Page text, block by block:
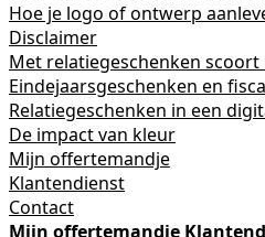
Hoe je logo of ontwerp
Disclaimer
Met relatiegeschenken
Eindejaarsgeschenken en
Relatiegeschenken in een
De impact van kleur
Mijn offertemandje
Klantendienst
Contact
Mijn offertemandje